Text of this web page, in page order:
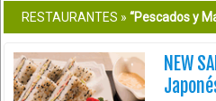
RESTAURANTES »“Pescados y
NEW